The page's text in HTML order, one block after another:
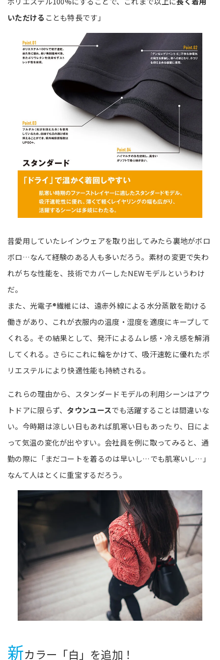
いただける ことも特長です」
昔愛用していたレインウェアを取り出してみたら裏地がボロ
ボロ…なんて経験のある人も多いだろう。素材の変更で失わ
れがちな性能を、技術でカバーしたNEWモデルというわけ
だ。
また、光電子®繊維には、遠赤外線による水分蒸散を助ける
働きがあり、これが衣服内の温度・湿度を適度にキープして
くれる。その結果として、発汗によるムレ感・冷え感を解消
してくれる。さらにこれに輪をかけて、吸汗速乾に優れたポ
リエステルにより快適性能も持続される。
これらの理由から、スタンダードモデルの利用シーンはアウ
トドアに限らず、 タウンユースでも活躍することは間違いな
い。今時期は涼しい日もあれば肌寒い日もあったり、日によ
って気温の変化が出やすい。会社員を例に取ってみると、通
勤の際に「まだコートを着るのは早いし…でも肌寒いし…」
なんて人はとくに重宝するだろう。
新カラー「白」を追加！